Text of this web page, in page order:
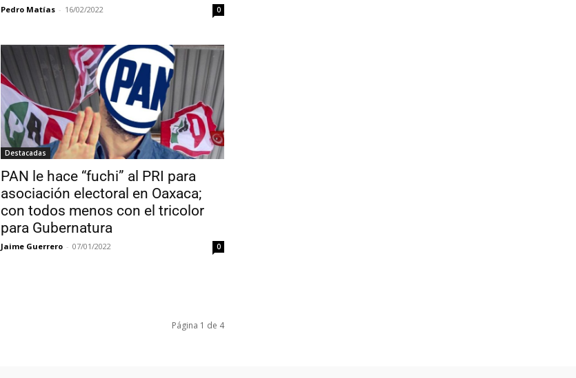
Pedro Matías - 16/02/2022 0
Destacadas
PAN le hace “fuchi” al PRI para
asociación electoral en Oaxaca;
con todos menos con el tricolor
para Gubernatura
Jaime Guerrero - 07/01/2022 0
Página 1 de 4